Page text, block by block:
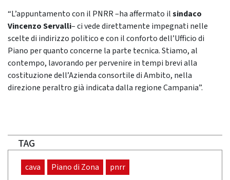
“L’appuntamento con il PNRR –ha affermato ilsindaco
Vincenzo Servalli– ci vede direttamente impegnati nelle
scelte di indirizzo politico e con il conforto dell’Ufficio di
Piano per quanto concerne la parte tecnica. Stiamo, al
contempo, lavorando per pervenire in tempi brevi alla
costituzione dell’Azienda consortile di Ambito, nella
direzione peraltro già indicata dalla regione Campania”.
TAG
cava Piano di Zona pnrr